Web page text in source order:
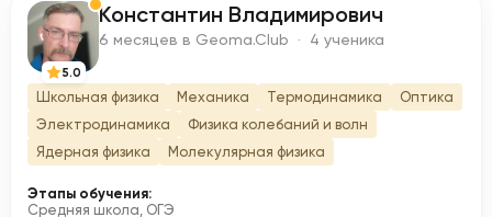
К
5.0
Константин Владимирович
6 месяцев в Geoma.Club · 4 ученика
Школьная физика Механика Термодинамика
Оптика
Электродинамика
Физика колебаний и волн
Ядерная физика
Молекулярная физика
Этапы обучения:
Средняя школа, ОГЭ